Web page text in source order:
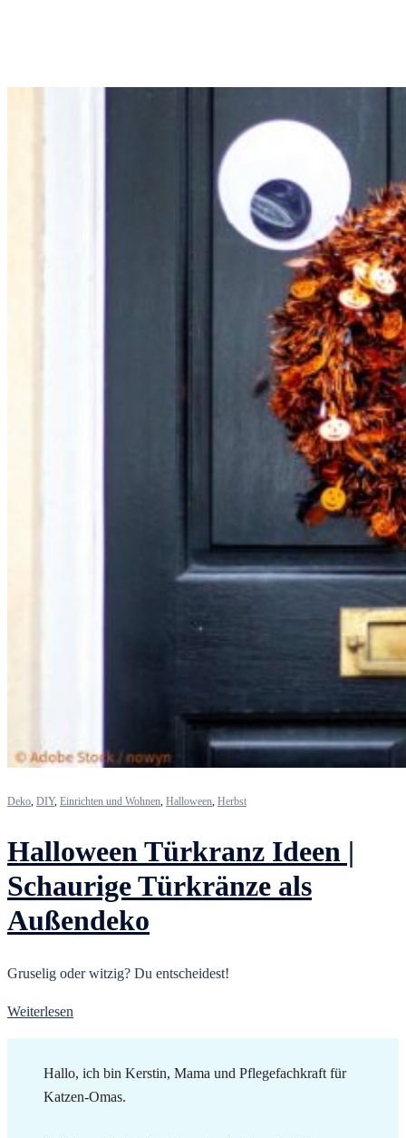
Deko, DIY, Einrichten und Wohnen, Halloween, Herbst
Halloween Türkranz Ideen |
Schaurige Türkränze als
Außendeko
Gruselig oder witzig? Du entscheidest!
Weiterlesen
Hallo, ich bin Kerstin, Mama und Pflegefachkraft für
Katzen-Omas.